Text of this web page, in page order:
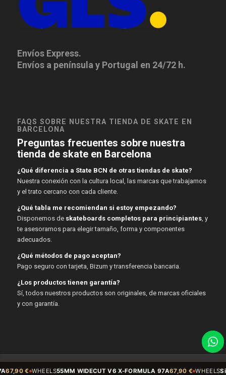
Envíos Express.
Envíos a península y Portugal en 24/72 h.
FAQS SOBRE NUESTRA TIENDA DE SKATE EN
BARCELONA
Preguntas frecuentes sobre nuestra
tienda de skate en Barcelona
¿Qué diferencia a State BCN de otras tiendas de skate?
Nuestra conexión con la cultura local, las marcas que trabajamos
y el trato cercano con cada cliente.
¿Qué tabla me recomiendan si estoy empezando?
Disponemos de skateboards completos para principiantes, y
te asesoramos para elegir tamaño, forma y componentes
adecuados.
¿Qué métodos de pago aceptan?
Pago seguro con tarjeta, Bizum y transferencia bancaria.
¿Los productos tienen garantía?
Sí, todos nuestros productos son originales, de marcas oficiales
y con garantía.
© Copyright - State BCN - 2026
55MM WIDECUT V6 X-FORMULA 97A67,90 € WHEELSSidecut 54mm